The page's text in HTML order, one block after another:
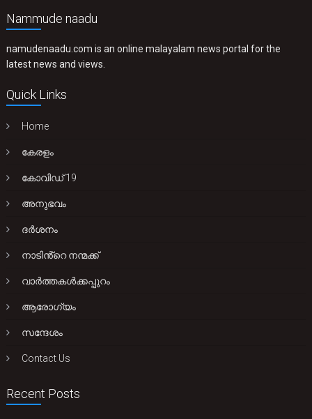
Nammude naadu
namudenaadu.com is an online malayalam news portal for the
latest news and views.
Quick Links
Home
കേരളം
കോവിഡ് 19
അനുഭവം
ദർശനം
നാടിൻ്റെ നന്മക്ക്
വാർത്തകൾക്കപ്പുറം
ആരോഗ്യം
സന്ദേശം
Contact Us
Recent Posts